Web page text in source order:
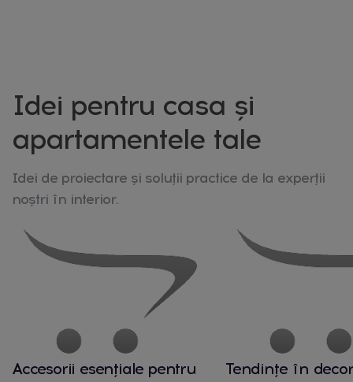
Idei pentru casa și
apartamentele tale
Idei de proiectare și soluții practice de la experții
noștri în interior.
Accesorii esențiale pentru
Tendințe în